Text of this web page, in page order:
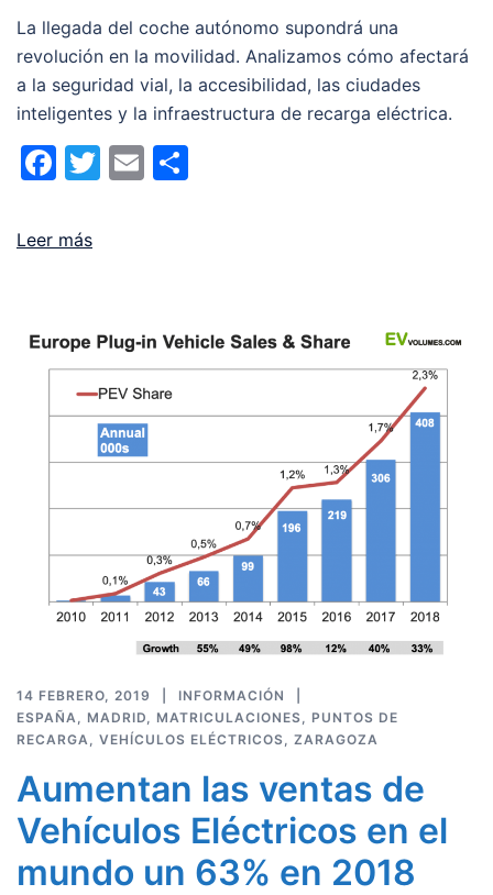
La llegada del coche autónomo supondrá una
revolución en la movilidad. Analizamos cómo afectará
a la seguridad vial, la accesibilidad, las ciudades
inteligentes y la infraestructura de recarga eléctrica.
Facebook
Twitter
Email
Leer más
14 FEBRERO, 2019
INFORMACIÓN
ESPAÑA
MADRID MATRICULACIONES
PUNTOS DE
RECARGA
VEHÍCULOS ELÉCTRICOS ZARAGOZA
Aumentan las ventas de
Vehículos Eléctricos en el
mundo un 63% en 2018